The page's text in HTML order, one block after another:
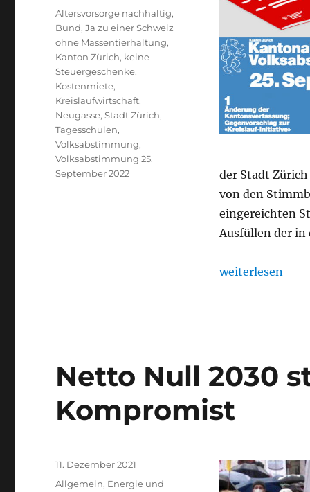
der Stadt
von den
eingereichten
Ausfüllen der
weiterlesen
Schlagwörter
Altersvorsorge nachhaltig,
Bund,Ja zu einer Schweiz
ohne Massentierhaltung,
Kanton Zürich, keine
Steuergeschenke,
Kostenmiete,
Kreislaufwirtschaft,
Neugasse,Stadt Zürich,
Tagesschulen,
Volksabstimmung,
Volksabstimmung 25.
September 2022
Netto Null 2030
Kompromist
Veröffentlicht
am
11. Dezember 2021
Kategorien
Allgemein, Energie und